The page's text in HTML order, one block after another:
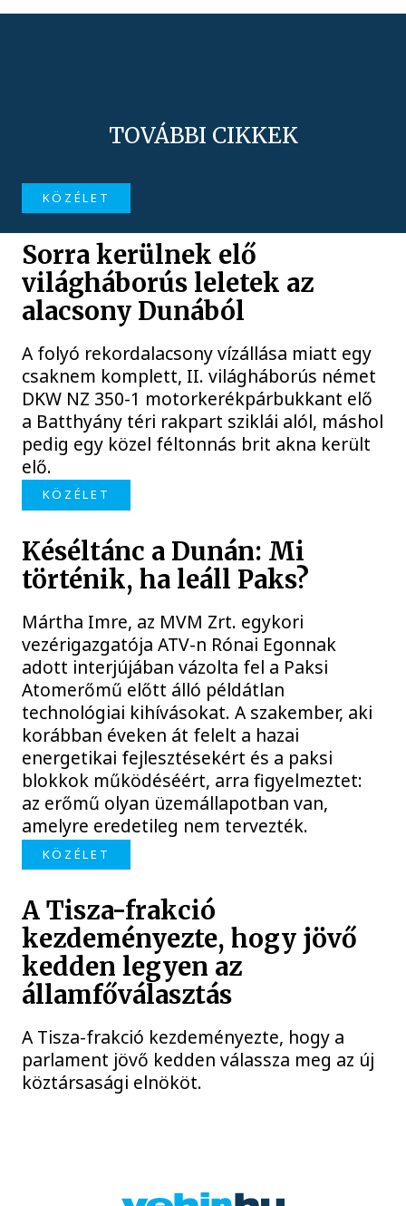
TOVÁBBI CIKKEK
KÖZÉLET
Sorra kerülnek elő
világháborús leletek az
alacsony Dunából
A folyó rekordalacsony vízállása miatt egy
csaknem komplett, II. világháborús német
DKW NZ 350-1 motorkerékpárbukkant elő
a Batthyány téri rakpart sziklái alól, máshol
pedig egy közel féltonnás brit akna került
elő.
KÖZÉLET
Késéltánc a Dunán: Mi
történik, ha leáll Paks?
Mártha Imre, az MVM Zrt. egykori
vezérigazgatója ATV-n Rónai Egonnak
adott interjújában vázolta fel a Paksi
Atomerőmű előtt álló példátlan
technológiai kihívásokat. A szakember, aki
korábban éveken át felelt a hazai
energetikai fejlesztésekért és a paksi
blokkok működéséért, arra figyelmeztet:
az erőmű olyan üzemállapotban van,
amelyre eredetileg nem tervezték.
KÖZÉLET
A Tisza-frakció
kezdeményezte, hogy jövő
kedden legyen az
államfőválasztás
A Tisza-frakció kezdeményezte, hogy a
parlament jövő kedden válassza meg az új
köztársasági elnököt.